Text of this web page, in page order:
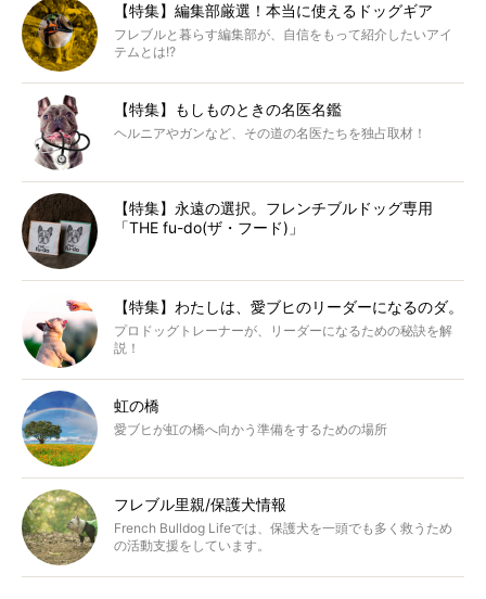
【特集】編集部厳選！本当に使えるドッグギア
フレブルと暮らす編集部が、自信をもって紹介したいアイ
テムとは!?
【特集】もしものときの名医名鑑
ヘルニアやガンなど、その道の名医たちを独占取材！
【特集】永遠の選択。フレンチブルドッグ専用
「THE fu-do(ザ・フード)」
【特集】わたしは、愛ブヒのリーダーになるのダ。
プロドッグトレーナーが、リーダーになるための秘訣を解
説！
虹の橋
愛ブヒが虹の橋へ向かう準備をするための場所
フレブル里親/保護犬情報
French Bulldog Lifeでは、保護犬を一頭でも多く救うため
の活動支援をしています。